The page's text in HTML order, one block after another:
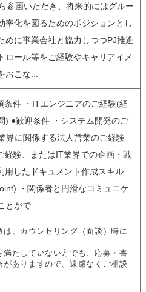
参画いただき、将来的にはグルー
率化を図るためのポジションとし
めに事業会社と協力しつつPJ推進
ロール等をご経験やキャリアイメ
おこな...
件 ・ITエンジニアのご経験(経
) ●歓迎条件 ・システム開発のご
界に関係する法人営業のご経験
経験、またはIT業界での企画・戦
用したドキュメント作成スキル
・関係者と円滑なコミュニケ
とがで...
、カウンセリング（面談）時に
たしていない方でも、応募・書
がありますので、遠慮なくご相談